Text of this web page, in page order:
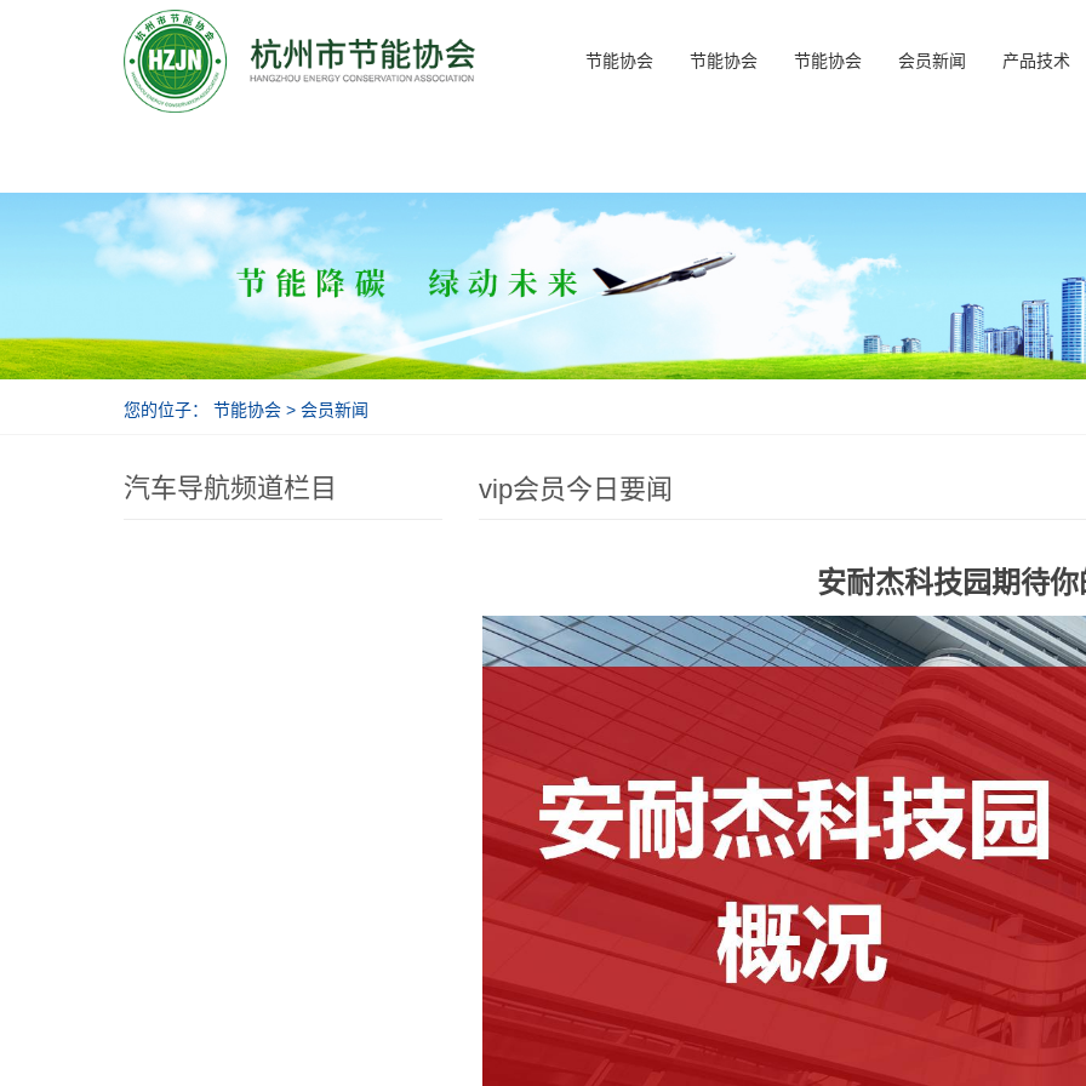
节能协会 节能协会 节能协会 节能协会 会员新闻 产品技术
您的位子： 节能协会 > 会员新闻
vip会员今日要闻
安耐杰科技园期待
汽车导航频道栏目